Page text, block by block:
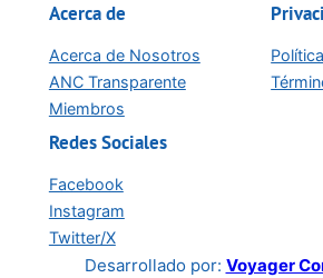
Acerca de
Acerca de Nosotros
ANC Transparente
Miembros
Redes Sociales
Facebook
Instagram
Twitter/X
Desarrollado por: Voyager